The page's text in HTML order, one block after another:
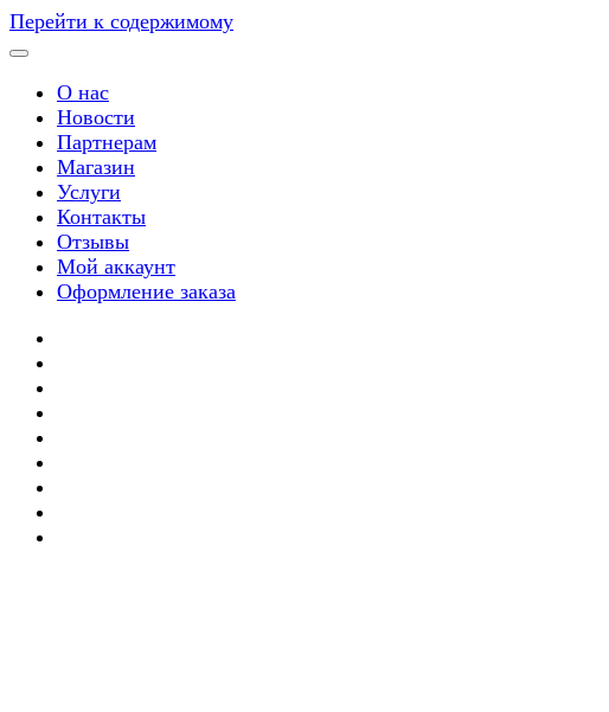
Перейти к содержимому
О нас
Новости
Партнерам
Магазин
Услуги
Контакты
Отзывы
Мой аккаунт
Оформление заказа